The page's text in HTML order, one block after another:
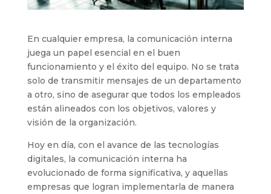
En cualquier empresa, la comunicación interna
juega un papel esencial en el buen
funcionamiento y el éxito del equipo. No se trata
solo de transmitir mensajes de un departamento
a otro, sino de asegurar que todos los empleados
están alineados con los objetivos, valores y
visión de la organización.
Hoy en día, con el avance de las tecnologías
digitales, la comunicación interna ha
evolucionado de forma significativa, y aquellas
empresas que logran implementarla de manera